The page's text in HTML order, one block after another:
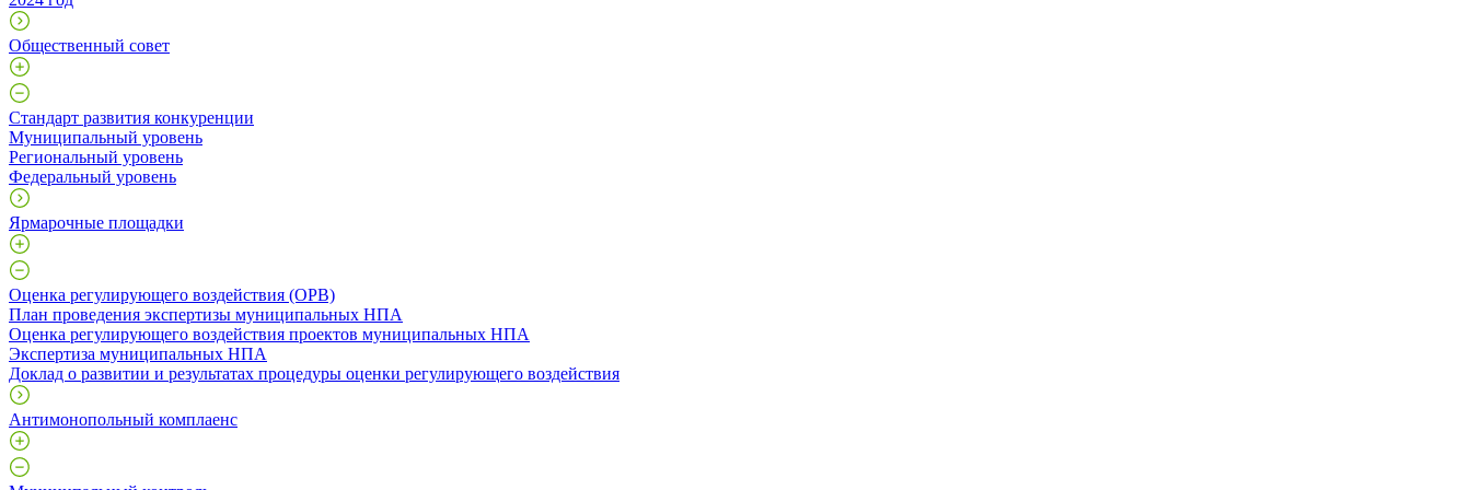
Общественный совет
Стандарт развития конкуренции
Муниципальный уровень
Региональный уровень
Федеральный уровень
Ярмарочные площадки
Оценка регулирующего воздействия (ОРВ)
План проведения экспертизы муниципальных НПА
Оценка регулирующего воздействия проектов муниципальных НПА
Экспертиза муниципальных НПА
Доклад о развитии и результатах процедуры оценки регулирующего воздействия
Антимонопольный комплаенс